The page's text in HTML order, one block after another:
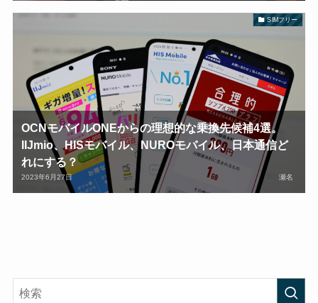
SIMフリー
OCNモバイルONEからの理想的な乗換先候補4選。
IIJmio、HISモバイル、NUROモバイル、日本通信ど
れにする？
2023年6月27日 瀬名